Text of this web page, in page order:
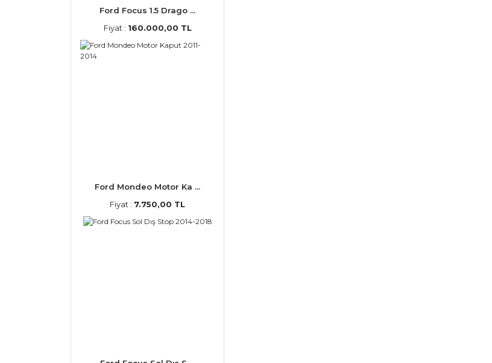
Ford Focus 1.5 Drago ...
Fiyat : 160.000,00 TL
Ford Mondeo Motor Ka ...
Fiyat : 7.750,00 TL